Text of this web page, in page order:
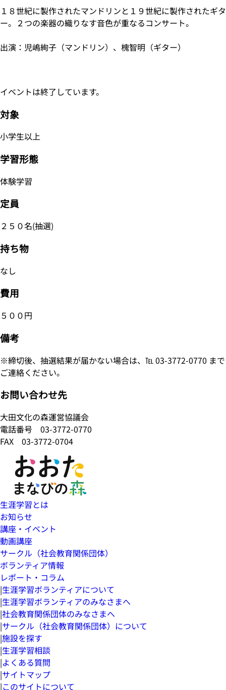
１８世紀に製作されたマンドリンと１９世紀に製作されたギタ
ー。２つの楽器の織りなす音色が重なるコンサート。
出演：児嶋絢子（マンドリン）、槐智明（ギター）
イベントは終了しています。
対象
小学生以上
学習形態
体験学習
定員
２５０名(抽選)
持ち物
なし
費用
５００円
備考
※締切後、抽選結果が届かない場合は、℡ 03-3772-0770 まで
ご連絡ください。
お問い合わせ先
大田文化の森運営協議会
電話番号 03-3772-0770
FAX 03-3772-0704
生涯学習とは
お知らせ
講座・イベント
動画講座
サークル（社会教育関係団体）
ボランティア情報
レポート・コラム
|生涯学習ボランティアについて
|生涯学習ボランティアのみなさまへ
|社会教育関係団体のみなさまへ
|サークル（社会教育関係団体）について
|施設を探す
|生涯学習相談
|よくある質問
|サイトマップ
|このサイトについて